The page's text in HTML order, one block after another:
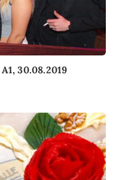
30.08.2019